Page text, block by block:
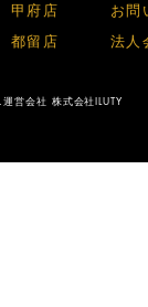
​甲府店​
​都留店​
お問
法人
営会社 株式会社ILUTY